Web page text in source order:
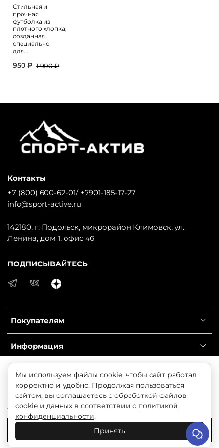
В корзину
Стильная и
прочная
футболка из
плотного хлопка,
созданная
специально
для...
950 ₽ 1 900 ₽
Покупателям
Информация
Справочник
Контакты
+7 (800) 600-62-01/ +7901-185-17-27
info@sport-active.ru
142180, г. Подольск, микрорайон Климовск, ул.
Ленина, дом 1, офис 46
ПОДПИСЫВАЙТЕСЬ
© 2025 Любое использование контента без письменного
разрешения запрещено
Продолжая использовать наш сайт, вы даете согласие
на обработку файлов cookie, которые обеспечивают
правильную работу сайта и соглашаетесь с нашей
Политикой безопасности
Понятно
Мы используем файлы cookie, чтобы сайт работал
корректно и удобно. Продолжая пользоваться
сайтом, вы соглашаетесь с обработкой файлов
cookie и данных в соответствии с политикой
конфиденциальности.
Принять